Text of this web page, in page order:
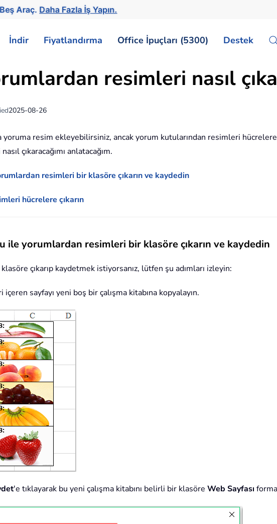
Araç.Daha Fazla İş Yapın.
İndir Fiyatlandırma Office İpuçları (5300) Destek
resimleri nasıl
2025-08-26
resim ekleyebilirsiniz, ancak yorum kutularından resimleri
çıkaracağımı anlatacağım.
resimleri bir klasöre çıkarın ve kaydedin
hücrelere çıkarın
ile yorumlardan resimleri bir klasöre çıkarın ve kaydedin
çıkarıp kaydetmek istiyorsanız, lütfen şu adımları izleyin:
sayfayı yeni boş bir çalışma kitabına kopyalayın.
'e tıklayarak bu yeni çalışma kitabını belirli bir klasöre Web Sayfası